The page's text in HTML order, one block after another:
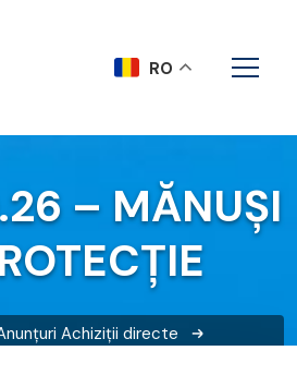
– MĂNUŞI
Achiziții directe
RO